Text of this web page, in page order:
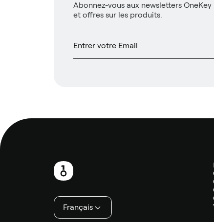
Abonnez-vous aux newsletters
et offres sur les produits.
Français